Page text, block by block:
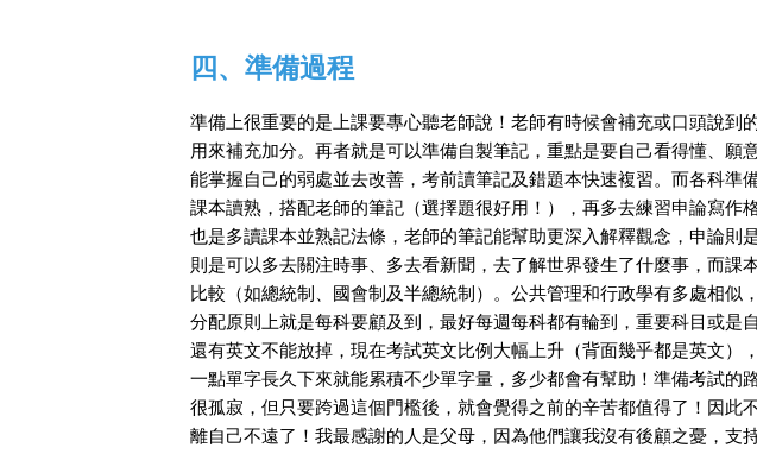
四、準備過程
準備上很重要的是上課要專心聽老師說！老師有時候會補充或口頭說到
用來補充加分。再者就是可以準備自製筆記，重點是要自己看得懂、願
能掌握自己的弱處並去改善，考前讀筆記及錯題本快速複習。而各科準
課本讀熟，搭配老師的筆記（選擇題很好用！），再多去練習申論寫作
也是多讀課本並熟記法條，老師的筆記能幫助更深入解釋觀念，申論則
則是可以多去關注時事、多去看新聞，去了解世界發生了什麼事，而課
比較（如總統制、國會制及半總統制）。公共管理和行政學有多處相似
分配原則上就是每科要顧及到，最好每週每科都有輪到，重要科目或是
還有英文不能放掉，現在考試英文比例大幅上升（背面幾乎都是英文）
一點單字長久下來就能累積不少單字量，多少都會有幫助！準備考試的
很孤寂，但只要跨過這個門檻後，就會覺得之前的辛苦都值得了！因此
離自己不遠了！我最感謝的人是父母，因為他們讓我沒有後顧之憂，支